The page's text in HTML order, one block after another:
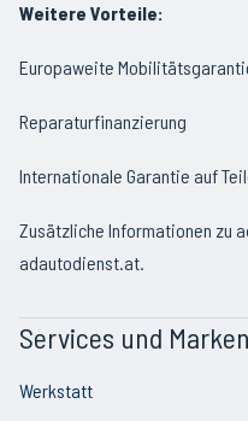
Weitere Vorteile:
Europaweite
Reparaturfinanzierung
Internationale Garantie auf
Zusätzliche Informationen zu
adautodienst.at.
Services und Marken
Werkstatt